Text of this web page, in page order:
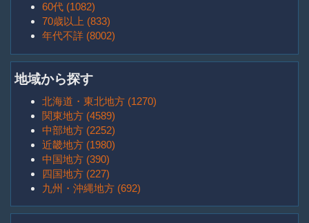
60代 (1082)
70歳以上 (833)
年代不詳 (8002)
地域から探す
北海道・東北地方 (1270)
関東地方 (4589)
中部地方 (2252)
近畿地方 (1980)
中国地方 (390)
四国地方 (227)
九州・沖縄地方 (692)